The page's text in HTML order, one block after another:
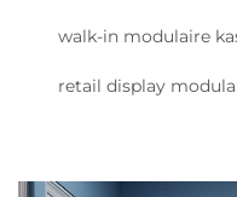
walk-in modulaire
retail display